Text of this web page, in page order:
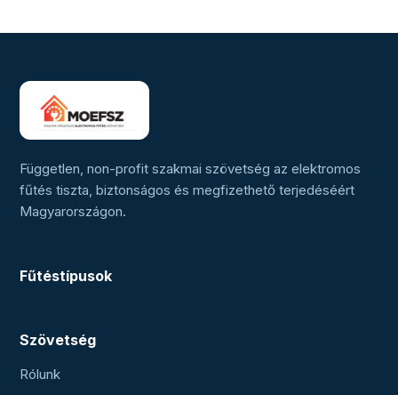
Független, non-profit szakmai szövetség az elektromos
fűtés tiszta, biztonságos és megfizethető terjedéséért
Magyarországon.
Fűtéstípusok
Szövetség
Rólunk